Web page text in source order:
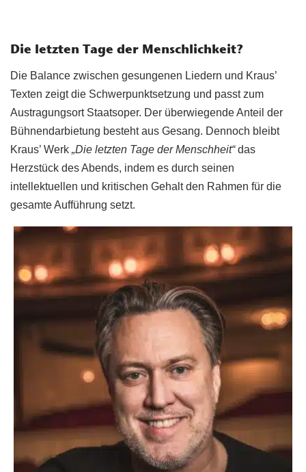
Die letzten Tage der Menschlichkeit?
Die Balance zwischen gesungenen Liedern und Kraus’
Texten zeigt die Schwerpunktsetzung und passt zum
Austragungsort Staatsoper. Der überwiegende Anteil der
Bühnendarbietung besteht aus Gesang. Dennoch bleibt
Kraus’ Werk „Die letzten Tage der Menschheit“das
Herzstück des Abends, indem es durch seinen
intellektuellen und kritischen Gehalt den Rahmen für die
gesamte Aufführung setzt.